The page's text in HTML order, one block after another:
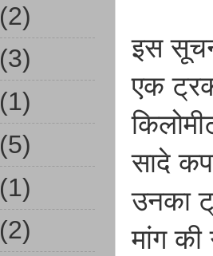
इस
एक ट्रक
सादे
उनका
मांग
(2)
(3)
(1)
(5)
(1)
(2)